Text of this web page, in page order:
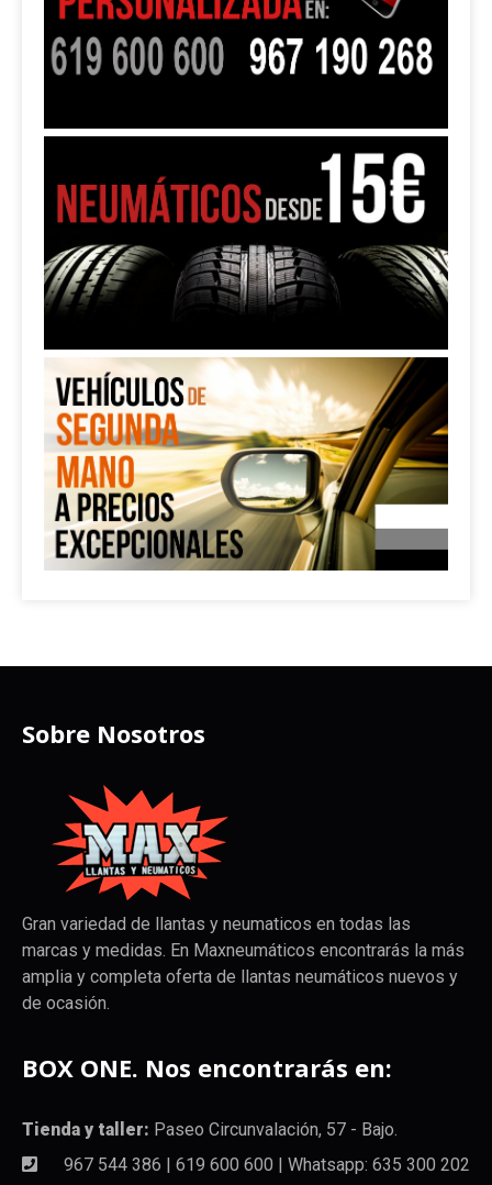
Sobre Nosotros
Gran variedad de llantas y neumaticos en todas las
marcas y medidas. En Maxneumáticos encontrarás la más
amplia y completa oferta de llantas neumáticos nuevos y
de ocasión.
BOX ONE. Nos encontrarás en:
Tienda y taller: Paseo Circunvalación, 57 - Bajo.
967 544 386 | 619 600 600 | Whatsapp: 635 300 202